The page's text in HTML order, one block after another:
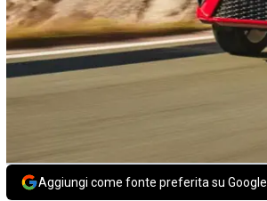
Aggiungi come fonte preferita su Google